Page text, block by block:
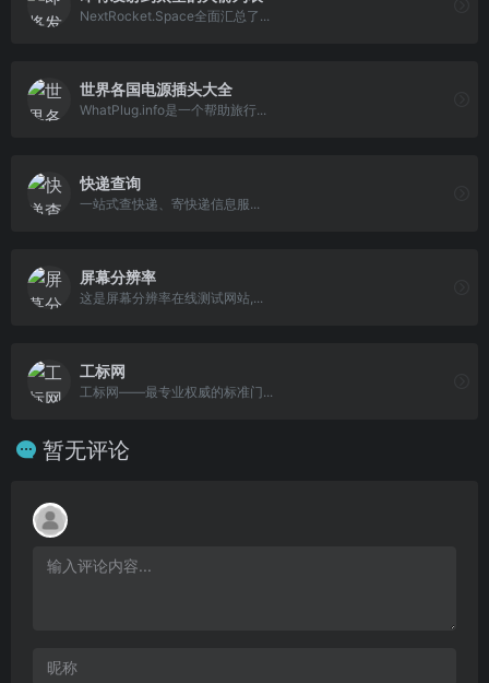
NextRocket.Space全面汇总了...
世界各国电源插头大全
WhatPlug.info是一个帮助旅行...
快递查询
一站式查快递、寄快递信息服...
屏幕分辨率
这是屏幕分辨率在线测试网站,...
工标网
工标网——最专业权威的标准门...
暂无评论